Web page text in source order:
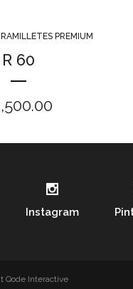
RAMILLETES PREMIUM
R 60
Instagram
Qode Interactive